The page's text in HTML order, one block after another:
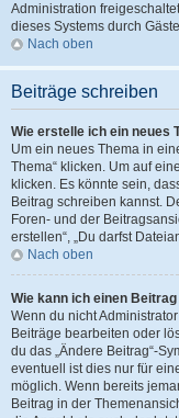
Administration
dieses Systems durch
Nach oben
Beiträge schreiben
Wie erstelle ich ein neues
Um ein neues Thema in
Thema“ klicken. Um auf
klicken. Es könnte sein,
Beitrag schreiben kannst.
Foren- und der
erstellen“, „Du darfst
Nach oben
Wie kann ich einen
Wenn du nicht
Beiträge bearbeiten oder
du das „Ändere Beitrag“-
eventuell ist dies nur für
möglich. Wenn bereits
Beitrag in der